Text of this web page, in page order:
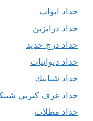
حداد ابواب
حداد درابزين
حداد درج حديد
حداد ديوانيات
حداد شبابيك
حداد غرف كيربي
حداد مظلات